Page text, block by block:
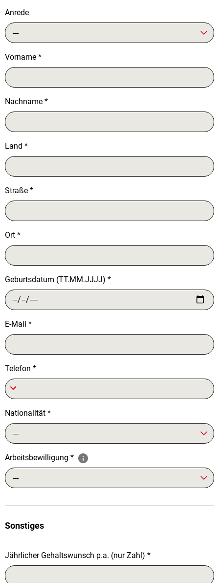
Anrede
---
Vorname *
Nachname *
Land *
Straße *
Ort *
Geburtsdatum (TT.MM.JJJJ) *
E-Mail *
Telefon *
Nationalität *
---
Arbeitsbewilligung *
---
Sonstiges
Jährlicher Gehaltswunsch p.a. (nur Zahl) *